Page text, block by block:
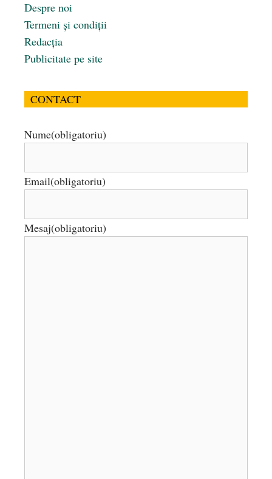
Despre noi
Termeni și condiții
Redacția
Publicitate pe site
CONTACT
Nume(obligatoriu)
Email(obligatoriu)
Mesaj(obligatoriu)